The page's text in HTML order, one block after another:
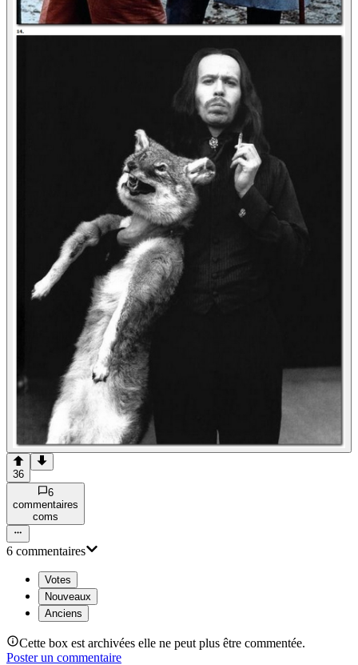
36
6
commentaires
coms
6 commentaires
Votes
Nouveaux
Anciens
Cette box est archivées elle ne peut plus être commentée.
Poster un commentaire